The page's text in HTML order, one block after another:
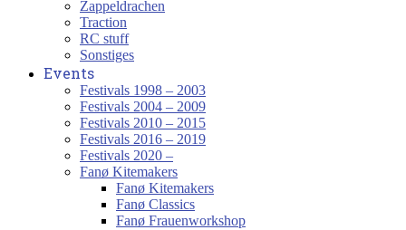
Zappeldrachen
Traction
RC stuff
Sonstiges
Events
Festivals 1998 – 2003
Festivals 2004 – 2009
Festivals 2010 – 2015
Festivals 2016 – 2019
Festivals 2020 –
Fanø Kitemakers
Fanø Kitemakers
Fanø Classics
Fanø Frauenworkshop